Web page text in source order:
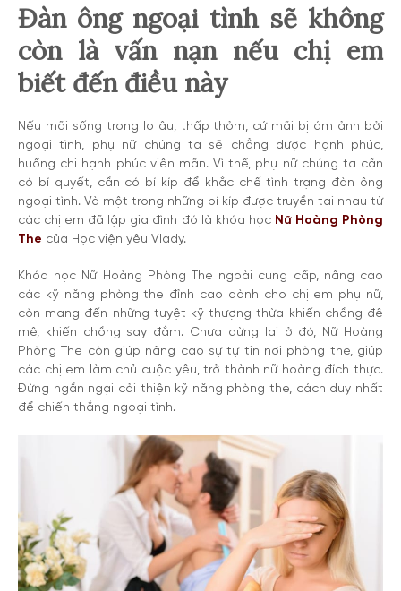
Đàn ông ngoại tình sẽ không
còn là vấn nạn nếu chị em
biết đến điều này
Nếu mãi sống trong lo âu, thấp thỏm, cứ mãi bị ám ảnh bởi
ngoại tình, phụ nữ chúng ta sẽ chẳng được hạnh phúc,
huống chi hạnh phúc viên mãn. Vì thế, phụ nữ chúng ta cần
có bí quyết, cần có bí kíp để khắc chế tình trạng đàn ông
ngoại tình. Và một trong những bí kíp được truyền tai nhau từ
các chị em đã lập gia đình đó là khóa học Nữ Hoàng Phòng
The của Học viện yêu Vlady.
Khóa học Nữ Hoàng Phòng The ngoài cung cấp, nâng cao
các kỹ năng phòng the đỉnh cao dành cho chị em phụ nữ,
còn mang đến những tuyệt kỹ thượng thừa khiến chồng đê
mê, khiến chồng say đắm. Chưa dừng lại ở đó, Nữ Hoàng
Phòng The còn giúp nâng cao sự tự tin nơi phòng the, giúp
các chị em làm chủ cuộc yêu, trở thành nữ hoàng đích thực.
Đừng ngần ngại cải thiện kỹ năng phòng the, cách duy nhất
để chiến thắng ngoại tình.